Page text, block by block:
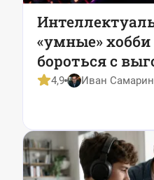
«умные»
бороться с
4,9 Иван Самарин